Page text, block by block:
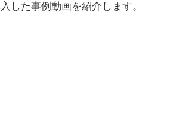
した事例動画を紹介します。